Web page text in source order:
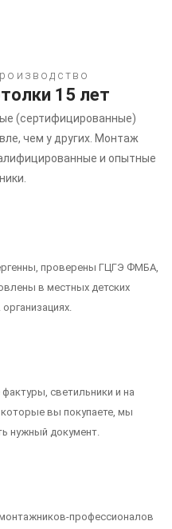
15 лет
(сертифицированные)
чем у других. Монтаж
и опытные
проверены ГЦГЭ ФМБА,
в местных детских
светильники и на
вы покупаете, мы
нужный документ.
профессионалов